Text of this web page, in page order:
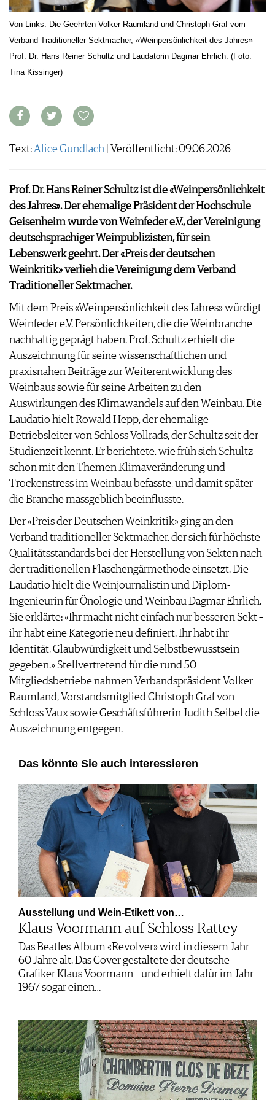
VORTEILSWELT
ARCHIV
ANMELDEN
VORTEILSWELT
TRINKREIFETABELLE
ABO
WINE TRADE CLUB
REDAKTION
JOBS
WERBUNG
PRESSE
IMPRESSUM
AGB & DATENSCHUTZ
FAQ
Von Links: Die Geehrten Volker Raumland und Christoph Graf vom
Verband Traditioneller Sektmacher, «Weinpersönlichkeit des Jahres»
Prof. Dr. Hans Reiner Schultz und Laudatorin Dagmar Ehrlich. (Foto:
Tina Kissinger)
Text:Alice Gundlach | Veröffentlicht: 09.06.2026
Prof. Dr. Hans Reiner Schultz ist die «Weinpersönlichkeit
des Jahres». Der ehemalige Präsident der Hochschule
Geisenheim wurde von Weinfeder e.V., der Vereinigung
deutschsprachiger Weinpublizisten, für sein
Lebenswerk geehrt. Der «Preis der deutschen
Weinkritik» verlieh die Vereinigung dem Verband
Traditioneller Sektmacher.
Mit dem Preis «Weinpersönlichkeit des Jahres» würdigt
Weinfeder e.V. Persönlichkeiten, die die Weinbranche
nachhaltig geprägt haben. Prof. Schultz erhielt die
Auszeichnung für seine wissenschaftlichen und
praxisnahen Beiträge zur Weiterentwicklung des
Weinbaus sowie für seine Arbeiten zu den
Auswirkungen des Klimawandels auf den Weinbau. Die
Laudatio hielt Rowald Hepp, der ehemalige
Betriebsleiter von Schloss Vollrads, der Schultz seit der
Studienzeit kennt. Er berichtete, wie früh sich Schultz
schon mit den Themen Klimaveränderung und
Trockenstress im Weinbau befasste, und damit später
die Branche massgeblich beeinflusste.
Der «Preis der Deutschen Weinkritik» ging an den
Verband traditioneller Sektmacher, der sich für höchste
Qualitätsstandards bei der Herstellung von Sekten nach
der traditionellen Flaschengärmethode einsetzt. Die
Laudatio hielt die Weinjournalistin und Diplom-
Ingenieurin für Önologie und Weinbau Dagmar Ehrlich.
Sie erklärte: «Ihr macht nicht einfach nur besseren Sekt –
ihr habt eine Kategorie neu definiert. Ihr habt ihr
Identität, Glaubwürdigkeit und Selbstbewusstsein
gegeben.» Stellvertretend für die rund 50
Mitgliedsbetriebe nahmen Verbandspräsident Volker
Raumland, Vorstandsmitglied Christoph Graf von
Schloss Vaux sowie Geschäftsführerin Judith Seibel die
Auszeichnung entgegen.
Das könnte Sie auch interessieren
Ausstellung und Wein-Etikett von…
Klaus Voormann auf Schloss Rattey
Das Beatles-Album «Revolver» wird in diesem Jahr
60 Jahre alt. Das Cover gestaltete der deutsche
Grafiker Klaus Voormann – und erhielt dafür im Jahr
1967 sogar einen…